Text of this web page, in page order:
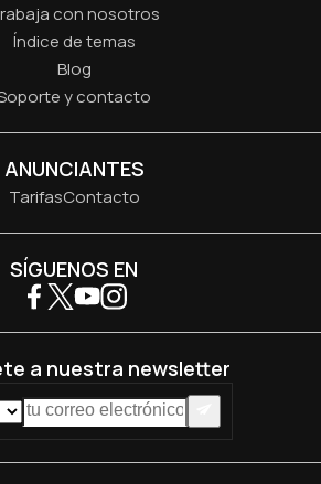
con nosotros
Índice de temas
Blog
y contacto
ANUNCIANTES
TarifasContacto
SÍGUENOS EN
a nuestra newsletter